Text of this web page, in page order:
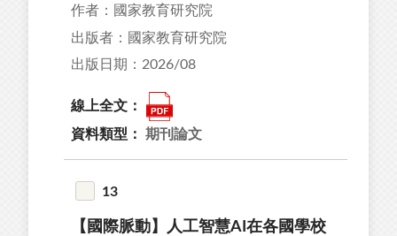
作者：國家教育研究院
出版者：國家教育研究院
出版日期：2026/08
線上全文：
資料類型： 期刊論文
13
【國際脈動】人工智慧AI在各國學校